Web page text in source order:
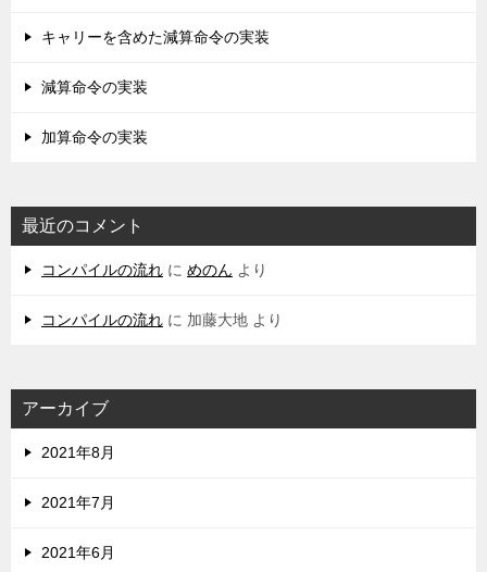
キャリーを含めた減算命令の実装
減算命令の実装
加算命令の実装
最近のコメント
コンパイルの流れ に めのん より
コンパイルの流れ に 加藤大地 より
アーカイブ
2021年8月
2021年7月
2021年6月